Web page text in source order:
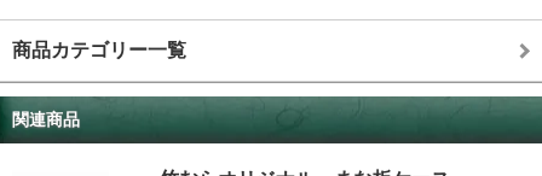
商品カテゴリー一覧
関連商品